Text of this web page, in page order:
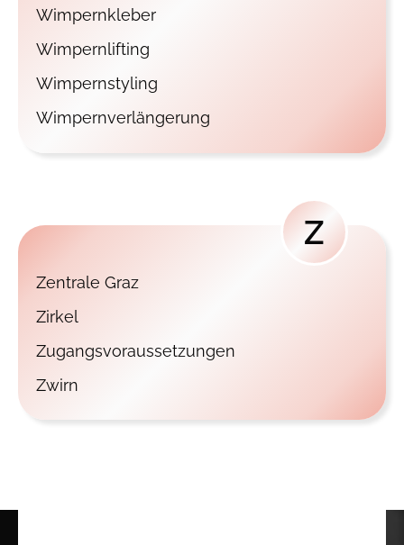
Wimpernkleber
Wimpernlifting
Wimpernstyling
Wimpernverlängerung
Z
Zentrale Graz
Zirkel
Zugangsvoraussetzungen
Zwirn